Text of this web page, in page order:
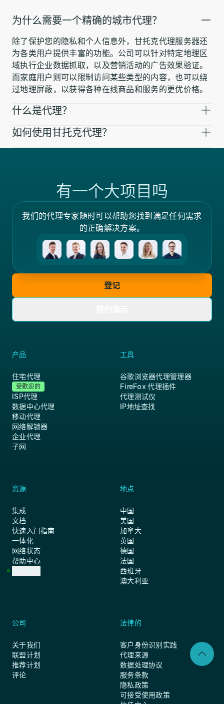
为什么需要一个精确的城市代理？
除了保护您的隐私和个人信息外，甘托克代理服务器还
为各类用户提供丰富的功能。公司可以针对特定地理区
域执行企业数据抓取，以及营销活动的广告效果验证。
而家庭用户则可以限制访问某些类型的内容，也可以绕
过地理屏蔽，以获得各种在线商品和服务的更优价格。
什么是代理？
如何使用甘托克代理？
有一个大项目吗
我们的代理专家随时可以帮助您找到满足任何需求
的正确解决方案。
登记
产品
住宅代理
受歡迎的
ISP代理
数据中心代理
移动代理
网络解锁器
企业代理
子网
工具
谷歌浏览器代理管理器
FireFox 代理插件
代理测试仪
IP地址查找
资源
集成
文档
快速入门指南
一体化
网络状态
帮助中心
地点
中国
美国
加拿大
英国
德国
法国
西班牙
澳大利亚
公司
关于我们
联盟计划
推荐计划
评论
法律的
客户身份识别实践
代理来源
数据处理协议
服务条款
隐私政策
可接受使用政策